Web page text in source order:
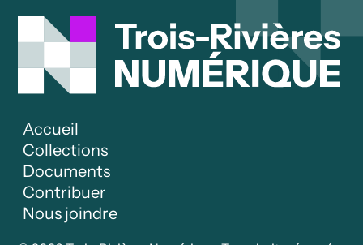
Accueil
Collections
Documents
Contribuer
Nous joindre